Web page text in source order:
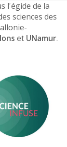
l'égide de la
sciences des
et UNamur.